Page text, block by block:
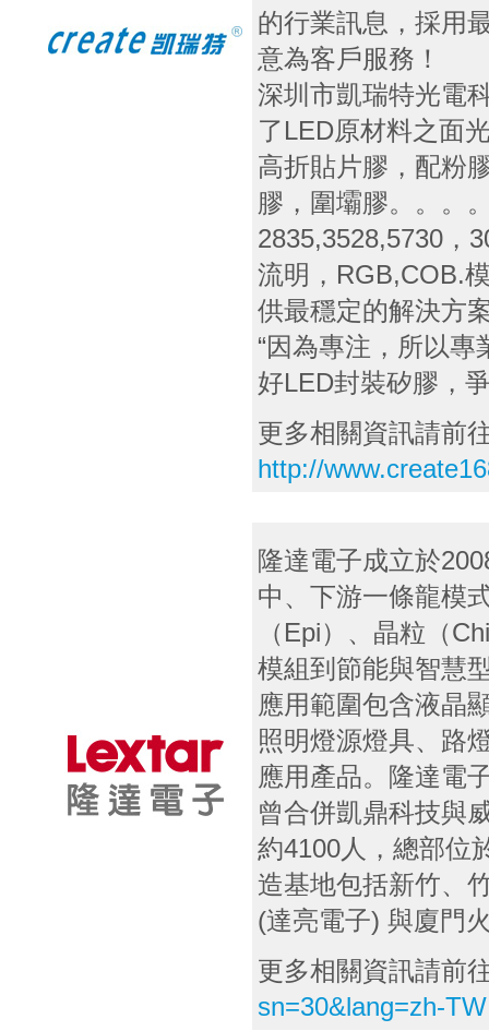
的行業訊息，採用
意為客戶服務！
深圳市凱瑞特光電
了LED原材料之面
高折貼片膠，配粉
膠，圍壩膠。。。
2835,3528,5730，
流明，RGB,COB.
供最穩定的解決方
“因為專注，所以專
好LED封裝矽膠，
更多相關資訊請前
http://
隆達電子成立於
中、下游一條龍模
（Epi）、晶粒（
模組到節能與智慧
應用範圍包含液晶
照明燈源燈具、路
應用產品。隆達電
曾合併凱鼎科技與
約4100人，總部位
造基地包括新竹、
(達亮電子) 與廈門
更多相關資訊請前
sn=30&lang=zh-TW